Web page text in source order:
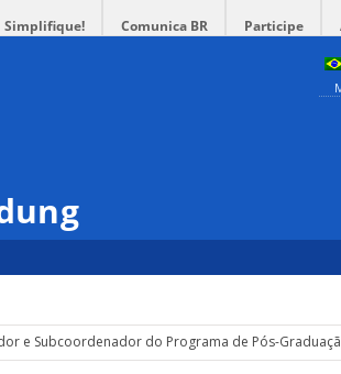
Simplifique! Comunica BR Participe
e Subcoordenador do Programa de Pós-